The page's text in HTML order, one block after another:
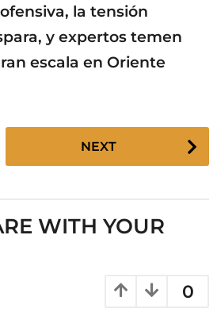
la tensión
y expertos temen
escala en Oriente
NEXT
WITH YOUR
0